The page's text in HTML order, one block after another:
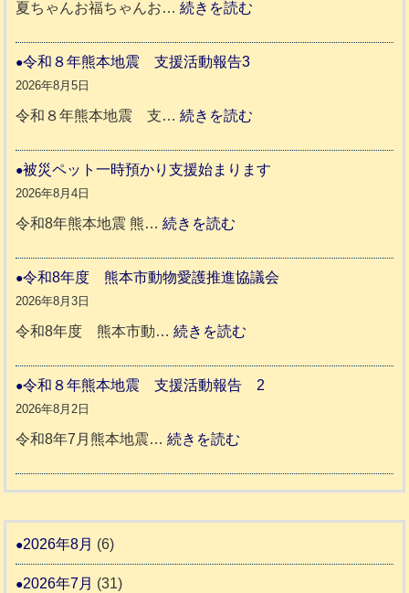
夏ちゃんお福ちゃんお…続きを読む
ト
人
ホ
日
記
令和８年熊本地震 支援活動報告3
2026年8月5日
令和８年熊本地震 支…続きを読む
和
本
支
報
3
被災ペット一時預かり支援始まります
2026年8月4日
令和8年熊本地震 熊…続きを読む
災
ッ
一
り
令和8年度 熊本市動物愛護推進協議会
2026年8月3日
令和8年度 熊本市動…続きを読む
和
市
令和８年熊本地震 支援活動報告 2
2026年8月2日
令和8年7月熊本地震…続きを読む
和
熊
2026年8月 (6)
2026年7月 (31)